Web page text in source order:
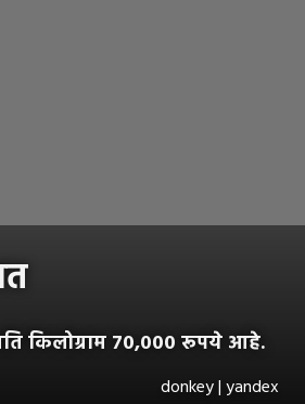
किलोग्राम ७०,००० रूपये आहे.
donkey | yandex